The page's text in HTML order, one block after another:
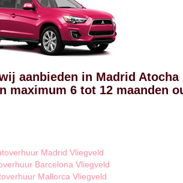
aanbieden in Madrid Atocha
maximum 6 tot 12 maanden
Madrid Vliegveld
Barcelona Vliegveld
Mallorca Vliegveld